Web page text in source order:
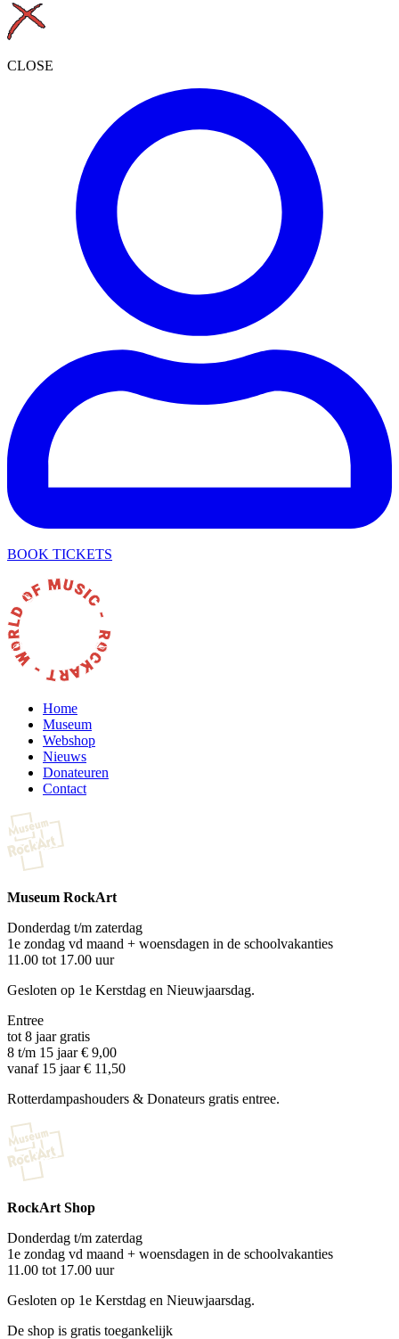
CLOSE
BOOK TICKETS
Home
Museum
Webshop
Nieuws
Donateuren
Contact
Museum RockArt
Donderdag t/m zaterdag
1e zondag vd maand + woensdagen in de schoolvakanties
11.00 tot 17.00 uur
Gesloten op 1e Kerstdag en Nieuwjaarsdag.
Entree
tot 8 jaar gratis
8 t/m 15 jaar € 9,00
vanaf 15 jaar € 11,50
Rotterdampashouders & Donateurs gratis entree.
RockArt Shop
Donderdag t/m zaterdag
1e zondag vd maand + woensdagen in de schoolvakanties
11.00 tot 17.00 uur
Gesloten op 1e Kerstdag en Nieuwjaarsdag.
De shop is gratis toegankelijk